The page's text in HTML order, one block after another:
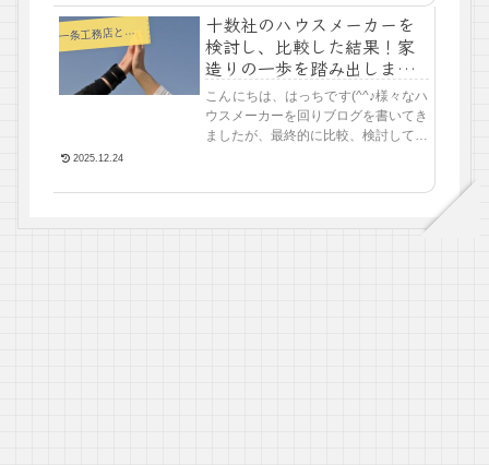
製）。人工木の樹脂製デッキの価格と
メリットデメリット我が家で施工して
いただいたのは、LIXILの樹ら楽（き
らら）です。
一 条工務店と展示場訪問
十数社のハウスメーカーを
検討し、比較した結果！家
造りの一歩を踏み出しま
す。
こんにちは、はっちです(^^♪様々なハ
ウスメーカーを回りブログを書いてき
ましたが、最終的に比較、検討して競
かったハウスメーカー巡りで...
2025.12.24